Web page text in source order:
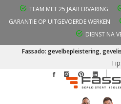
TEAM MET 25 JAAR ERVARING
GARANTIE OP UITGEVOERDE WERKEN
DIENST NA
Fassado: gevelbepleistering,